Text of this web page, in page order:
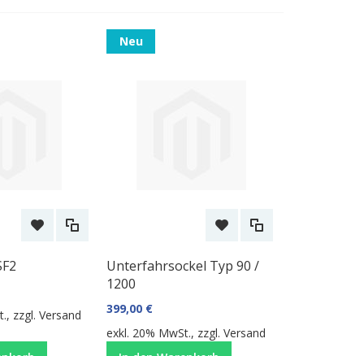
zzgl.Versand
Neu
Unterfahrsockel Typ 90 /
1200
399,00 €
exkl. 20% MwSt., zzgl.Versand